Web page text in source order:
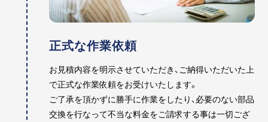
正式な作業依頼
お見積内容を明示させていただき、ご納得いただいた上
で正式な作業依頼をお受けいたします。
ご了承を頂かずに勝手に作業をしたり、必要のない部品
交換を行なって不当な料金をご請求する事は一切ござ